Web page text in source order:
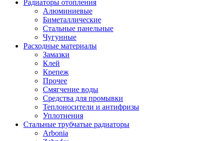
Радиаторы отопления
Алюминиевые
Биметаллические
Стальные панельные
Чугунные
Расходные материалы
Замазки
Клей
Крепеж
Прочее
Смягчение воды
Средства для промывки
Теплоносители и антифризы
Уплотнения
Стальные трубчатые радиаторы
Arbonia